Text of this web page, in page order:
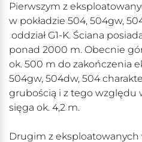
Pierwszym z
w pokładzie 504, 504gw,
oddział G1-K. Ściana
ponad 2000 m. Obecnie
ok. 500 m do zakończenia
504gw, 504dw, 504
grubością i z tego względu
sięga ok. 4,2 m.
Drugim z eksploatowanych